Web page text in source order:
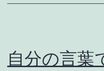
自分の言葉